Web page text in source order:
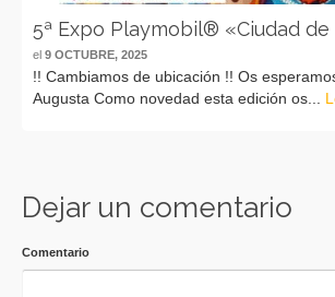
5ª Expo Playmobil® «Ciudad de
el 9 OCTUBRE, 2025
!! Cambiamos de ubicación !! Os
Augusta Como novedad esta edición os...
Dejar un comentario
Comentario